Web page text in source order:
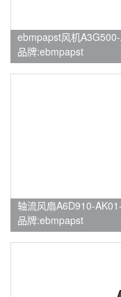
ebmpapst风机
品牌:ebmpapst
轴流风扇A6D910-
品牌:ebmpapst